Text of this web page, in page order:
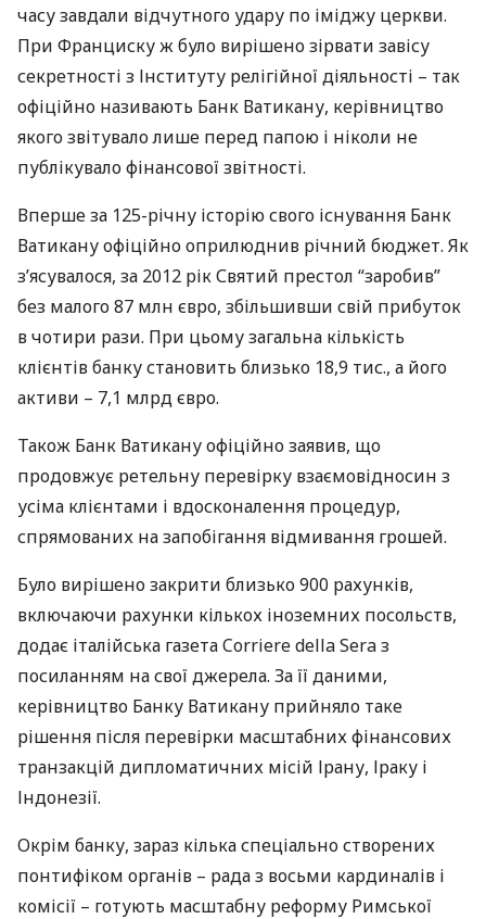
часу завдали відчутного удару по іміджу церкви.
При Франциску ж було вирішено зірвати завісу
секретності з Інституту релігійної діяльності – так
офіційно називають Банк Ватикану, керівництво
якого звітувало лише перед папою і ніколи не
публікувало фінансової звітності.
Вперше за 125-річну історію свого існування Банк
Ватикану офіційно оприлюднив річний бюджет. Як
з’ясувалося, за 2012 рік Святий престол “заробив”
без малого 87 млн ​​євро, збільшивши свій прибуток
в чотири рази. При цьому загальна кількість
клієнтів банку становить близько 18,9 тис., а його
активи – 7,1 млрд євро.
Також Банк Ватикану офіційно заявив, що
продовжує ретельну перевірку взаємовідносин з
усіма клієнтами і вдосконалення процедур,
спрямованих на запобігання відмивання грошей.
Було вирішено закрити близько 900 рахунків,
включаючи рахунки кількох іноземних посольств,
додає італійська газета Corriere della Sera з
посиланням на свої джерела. За її даними,
керівництво Банку Ватикану прийняло таке
рішення після перевірки масштабних фінансових
транзакцій дипломатичних місій Ірану, Іраку і
Індонезії.
Окрім банку, зараз кілька спеціально створених
понтифіком органів – рада з восьми кардиналів і
комісії – готують масштабну реформу Римської